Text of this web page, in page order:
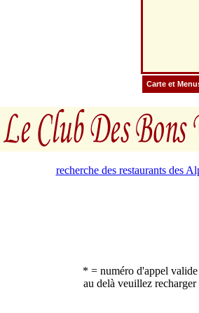
Carte et
recherche des restaurants des
* = numéro d'appel valide
au delà veuillez recharger